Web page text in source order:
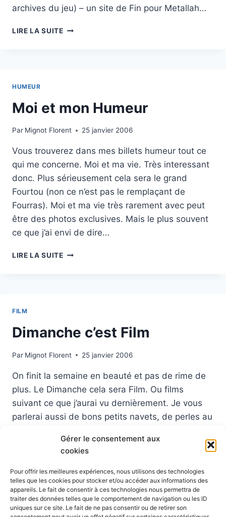
Gérer le consentement aux
cookies
Pour offrir les meilleures expériences, nous utilisons des technologies
telles que les cookies pour stocker et/ou accéder aux informations des
appareils. Le fait de consentir à ces technologies nous permettra de
traiter des données telles que le comportement de navigation ou les ID
uniques sur ce site. Le fait de ne pas consentir ou de retirer son
archives du jeu) – un site de Fin pour Metallah…
LIRE LA SUITEBLOG
HUMEUR
Moi et mon Humeur
Par Mignot Florent 25 janvier 2006
Vous trouverez dans mes billets humeur tout ce
qui me concerne. Moi et ma vie. Très interessant
donc. Plus sérieusement cela sera le grand
Fourtou (non ce n’est pas le remplaçant de
Fourras). Moi et ma vie très rarement avec peut
être des photos exclusives. Mais le plus souvent
ce que j’ai envi de dire…
LIRE LA SUITEMOI
FILM
Dimanche c’est Film
Par Mignot Florent 25 janvier 2006
On finit la semaine en beauté et pas de rime de
plus. Le Dimanche cela sera Film. Ou films
suivant ce que j’aurai vu dernièrement. Je vous
parlerai aussi de bons petits navets, de perles au
tenterai de vous faire découvrir des choses que
LIRE LA SUITEDIMANCHE
C’EST
FILM